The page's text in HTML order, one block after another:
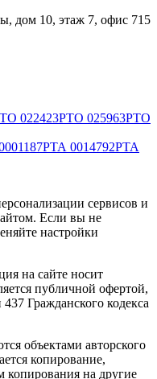
дом 10, этаж 7, офис 715
022423РТО 025963РТО
РТА 0014792РТА
сервисов и
Если вы не
настройки
на сайте носит
публичной офертой,
Гражданского кодекса
объектами авторского
копирование,
копирования на другие